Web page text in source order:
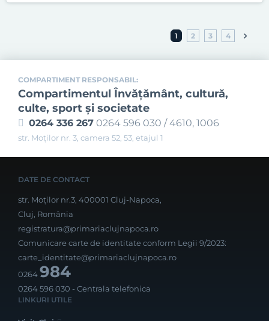
1 2 3 4
COMPARTIMENT RESPONSABIL:
Compartimentul Învăţământ, cultură,
culte, sport şi societate
0264 336 267 0264 596 030 / 4610, 1006
str. Moților nr. 3, camera 52, 53, etajul 1
DATE DE CONTACT
str. Moților nr.3, 400001 Cluj-Napoca,
Cluj, România
registratura@primariaclujnapoca.ro
Comunicare carte de identitate conform Legii 9/2023:
carte_identitate@primariaclujnapoca.ro
0264984
0264 596 030 - Centrala telefonica
LINKURI UTILE